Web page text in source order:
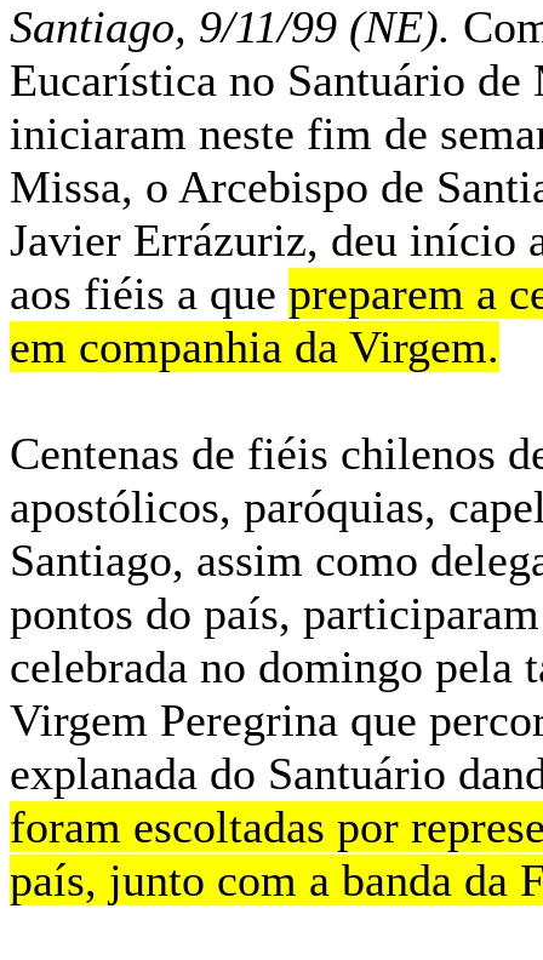
Santiago, 9/11/99 (NE).
Eucarística no Santuário
iniciaram neste fim de
Missa, o Arcebispo de
Javier Errázuriz, deu início
aos fiéis a que preparem a
em companhia da Virgem.
Centenas de fiéis chilenos
apostólicos, paróquias,
Santiago, assim como
pontos do país,
celebrada no domingo pela
Virgem Peregrina que
explanada do Santuário
foram escoltadas por
país, junto com a banda da